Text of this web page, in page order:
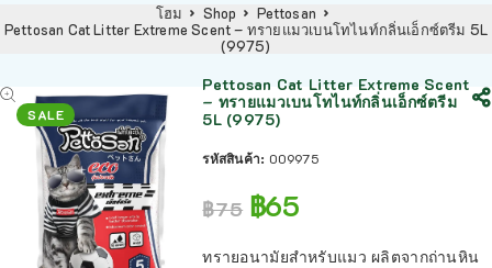
โฮม Shop
Pettosan
Pettosan Cat Litter Extreme Scent – ทรายแมวเบนโทไนท์กลิ่นเอ็กซ์ตรีม 5L
(9975)
SALE
Pettosan Cat Litter Extreme Scent
– ทรายแมวเบนโทไนท์กลิ่นเอ็กซ์ตรีม
5L (9975)
รหัสสินค้า: 009975
฿75 ฿65
ทรายอนามัยสำหรับแมว ผลิตจากถ่านหิน